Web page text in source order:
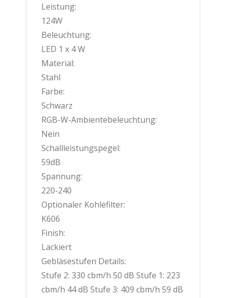
Leistung:
124W
Beleuchtung:
LED 1 x 4 W
Material:
Stahl
Farbe:
Schwarz
RGB-W-Ambientebeleuchtung:
Nein
Schallleistungspegel:
59dB
Spannung:
220-240
Optionaler Kohlefilter:
K606
Finish:
Lackiert
Gebläsestufen Details:
Stufe 2: 330 cbm/h 50 dB Stufe 1: 223
cbm/h 44 dB Stufe 3: 409 cbm/h 59 dB